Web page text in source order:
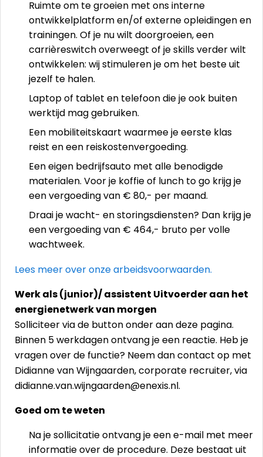
Ruimte om te groeien met ons interne
ontwikkelplatform en/of externe opleidingen en
trainingen. Of je nu wilt doorgroeien, een
carrièreswitch overweegt of je skills verder wilt
ontwikkelen: wij stimuleren je om het beste uit
jezelf te halen.
Laptop of tablet en telefoon die je ook buiten
werktijd mag gebruiken.
Een mobiliteitskaart waarmee je eerste klas
reist en een reiskostenvergoeding.
Een eigen bedrijfsauto met alle benodigde
materialen. Voor je koffie of lunch to go krijg je
een vergoeding van € 80,- per maand.
Draai je wacht- en storingsdiensten? Dan krijg je
een vergoeding van € 464,- bruto per volle
wachtweek.
Lees meer over onze arbeidsvoorwaarden.
Werk als (junior)/ assistent Uitvoerder aan het
energienetwerk van morgen
Solliciteer via de button onder aan deze pagina.
Binnen 5 werkdagen ontvang je een reactie. Heb je
vragen over de functie? Neem dan contact op met
Didianne van Wijngaarden, corporate recruiter, via
didianne.van.wijngaarden@enexis.nl.
Goed om te weten
Na je sollicitatie ontvang je een e-mail met meer
informatie over de procedure. Deze bestaat uit